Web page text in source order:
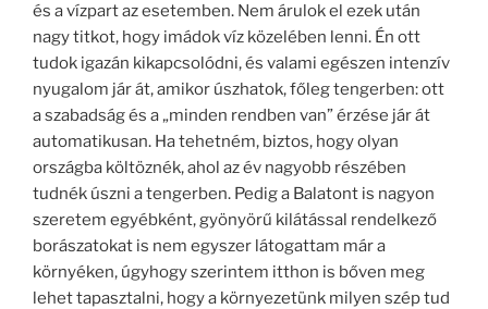
és a vízpart az esetemben. Nem árulok el ezek után
nagy titkot, hogy imádok víz közelében lenni. Én ott
tudok igazán kikapcsolódni, és valami egészen intenzív
nyugalom jár át, amikor úszhatok, főleg tengerben: ott
a szabadság és a „minden rendben van” érzése jár át
automatikusan. Ha tehetném, biztos, hogy olyan
országba költöznék, ahol az év nagyobb részében
tudnék úszni a tengerben. Pedig a Balatont is nagyon
szeretem egyébként, gyönyörű kilátással rendelkező
borászatokat is nem egyszer látogattam már a
környéken, úgyhogy szerintem itthon is bőven meg
lehet tapasztalni, hogy a környezetünk milyen szép tud